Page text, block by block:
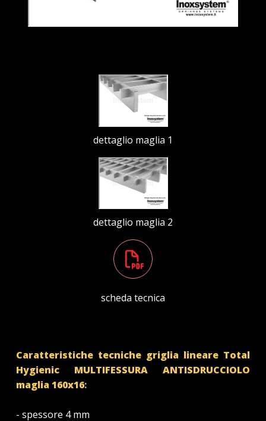
dettaglio maglia 1
dettaglio maglia 2
scheda tecnica
Caratteristiche tecniche griglia lineare Total
Hygienic MULTIFESSURA ANTISDRUCCIOLO
maglia 160x16:
- spessore 4 mm